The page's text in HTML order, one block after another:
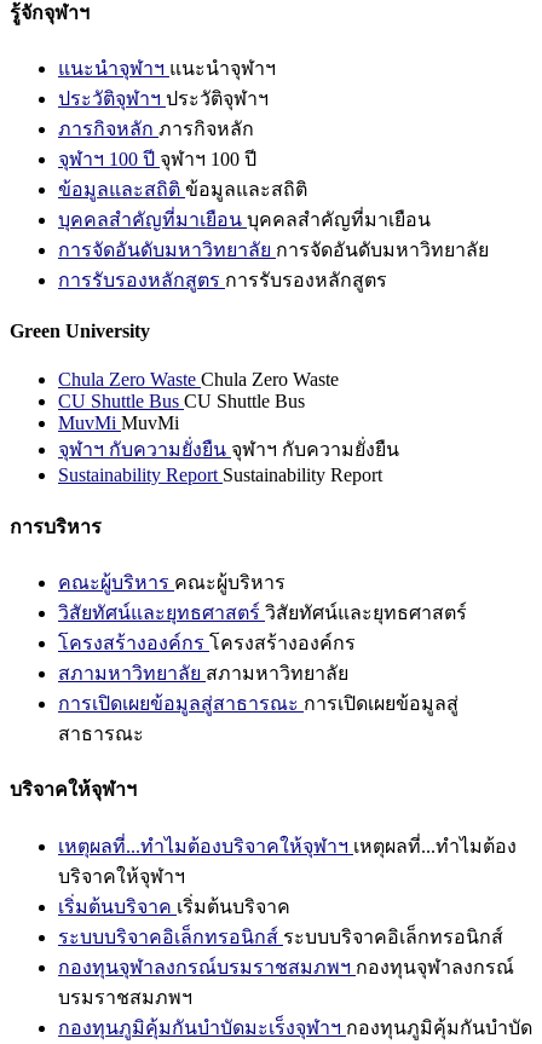
รู้จักจุฬาฯ
แนะนำจุฬาฯ แนะนำจุฬาฯ
ประวัติจุฬาฯ ประวัติจุฬาฯ
ภารกิจหลัก ภารกิจหลัก
จุฬาฯ 100 ปี จุฬาฯ 100 ปี
ข้อมูลและสถิติ ข้อมูลและสถิติ
บุคคลสำคัญที่มาเยือน บุคคลสำคัญที่มาเยือน
การจัดอันดับมหาวิทยาลัย การจัดอันดับมหาวิทยาลัย
การรับรองหลักสูตร การรับรองหลักสูตร
Green University
Chula Zero Waste Chula Zero Waste
CU Shuttle Bus CU Shuttle Bus
MuvMi MuvMi
จุฬาฯ กับความยั่งยืน จุฬาฯ กับความยั่งยืน
Sustainability Report Sustainability Report
การบริหาร
คณะผู้บริหาร คณะผู้บริหาร
วิสัยทัศน์และยุทธศาสตร์ วิสัยทัศน์และยุทธศาสตร์
โครงสร้างองค์กร โครงสร้างองค์กร
สภามหาวิทยาลัย สภามหาวิทยาลัย
การเปิดเผยข้อมูลสู่สาธารณะ การเปิดเผยข้อมูลสู่
สาธารณะ
บริจาคให้จุฬาฯ
เหตุผลที่...ทำไมต้องบริจาคให้จุฬาฯ เหตุผลที่...ทำไมต้อง
บริจาคให้จุฬาฯ
เริ่มต้นบริจาค เริ่มต้นบริจาค
ระบบบริจาคอิเล็กทรอนิกส์ ระบบบริจาคอิเล็กทรอนิกส์
กองทุนจุฬาลงกรณ์บรมราชสมภพฯ กองทุนจุฬาลงกรณ์
บรมราชสมภพฯ
กองทุนภูมิคุ้มกันบำบัดมะเร็งจุฬาฯ กองทุนภูมิคุ้มกันบำบัด